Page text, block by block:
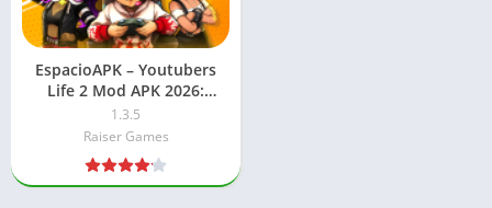
EspacioAPK – Youtubers
Life 2 Mod APK 2026:
Dinero ilimitado
1.3.5
Raiser Games